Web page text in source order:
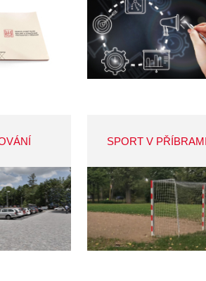
SPORT V PŘÍBRAMI